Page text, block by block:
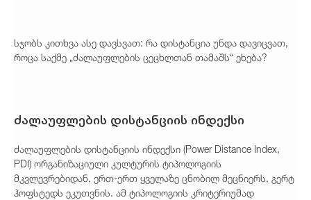
სჯობს კითხვა ასე დავსვათ: რა დისტანცია უნდა დავიცვათ,
როცა საქმე „ძალაუფლების ცეცხლთან თამაშს“ ეხება?
ძალაუფლების დისტანციის ინდექსი
ძალაუფლების დისტანციის ინდექსი (Power Distance Index,
PDI) ორგანიზაციული კულტურის ტიპოლოგიის
მკვლევრებიდან, ერთ-ერთ ყველაზე ცნობილ მეცნიერს, გერტ
ჰოფსტედს ეკუთვნის. ამ ტიპოლოგიის კრიტერიუმად